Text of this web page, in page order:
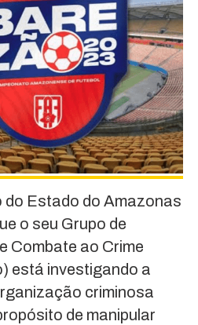
do Estado do Amazonas
o seu Grupo de
Combate ao Crime
está investigando a
criminosa
de manipular